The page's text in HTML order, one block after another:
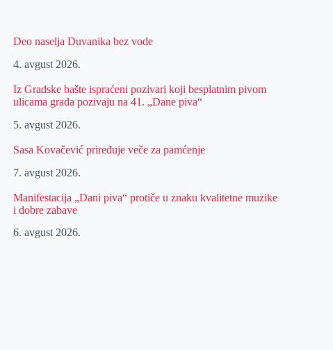
Deo naselja Duvanika bez vode
4. avgust 2026.
Iz Gradske bašte ispraćeni pozivari koji besplatnim pivom
ulicama grada pozivaju na 41. „Dane piva“
5. avgust 2026.
Sasa Kovačević priređuje veče za pamćenje
7. avgust 2026.
Manifestacija „Dani piva“ protiče u znaku kvalitetne muzike
i dobre zabave
6. avgust 2026.